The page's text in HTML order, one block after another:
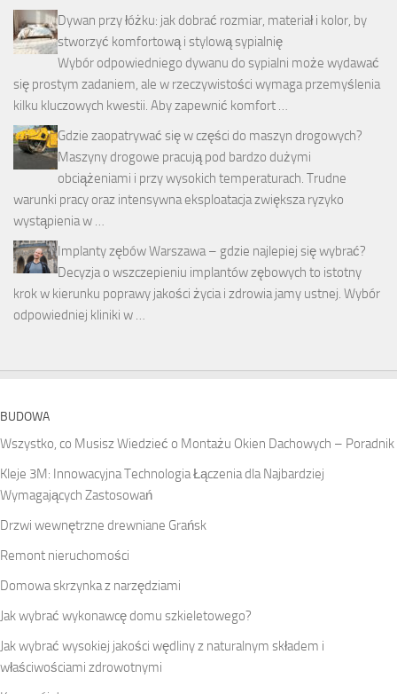
Dywan przy łóżku: jak dobrać rozmiar, materiał i kolor, by
stworzyć komfortową i stylową sypialnię
Wybór odpowiedniego dywanu do sypialni może wydawać
się prostym zadaniem, ale w rzeczywistości wymaga przemyślenia
kilku kluczowych kwestii. Aby zapewnić komfort …
Gdzie zaopatrywać się w części do maszyn drogowych?
Maszyny drogowe pracują pod bardzo dużymi
obciążeniami i przy wysokich temperaturach. Trudne
warunki pracy oraz intensywna eksploatacja zwiększa ryzyko
wystąpienia w …
Implanty zębów Warszawa – gdzie najlepiej się wybrać?
Decyzja o wszczepieniu implantów zębowych to istotny
krok w kierunku poprawy jakości życia i zdrowia jamy ustnej. Wybór
odpowiedniej kliniki w …
BUDOWA
Wszystko, co Musisz Wiedzieć o Montażu Okien Dachowych – Poradnik
Kleje 3M: Innowacyjna Technologia Łączenia dla Najbardziej
Wymagających Zastosowań
Drzwi wewnętrzne drewniane Grańsk
Remont nieruchomości
Domowa skrzynka z narzędziami
Jak wybrać wykonawcę domu szkieletowego?
Jak wybrać wysokiej jakości wędliny z naturalnym składem i
właściwościami zdrowotnymi